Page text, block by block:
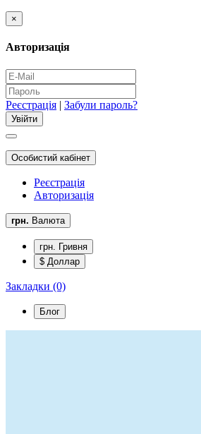
×
Авторизація
Реєстрація | Забули пароль?
Особистий кабінет
Реєстрація
Авторизація
грн. Валюта
грн. Гривня
$ Доллар
Закладки (0)
Блог